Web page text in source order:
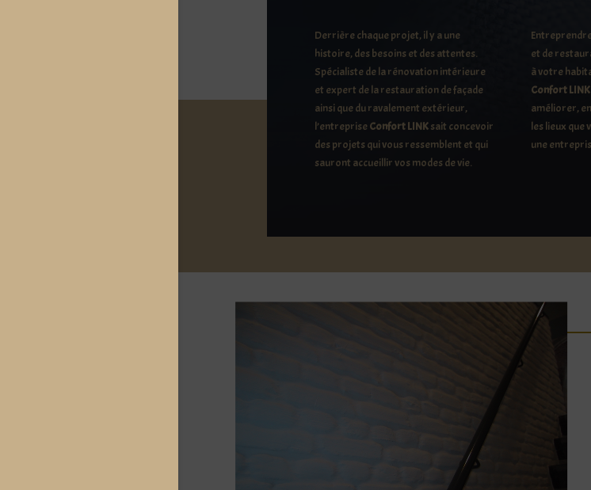
Derrière chaque projet, il y a une
histoire, des besoins et des attentes.
Spécialiste de la rénovation intérieure
et expert de la restauration de façade
ainsi que du ravalement extérieur,
l’entrepriseConfort LINKsait concevoir
des projets qui vous ressemblent et qui
sauront accueillir vos modes de vie.
et de
à votre
Confort LINK
améliorer,
les lieux que
une